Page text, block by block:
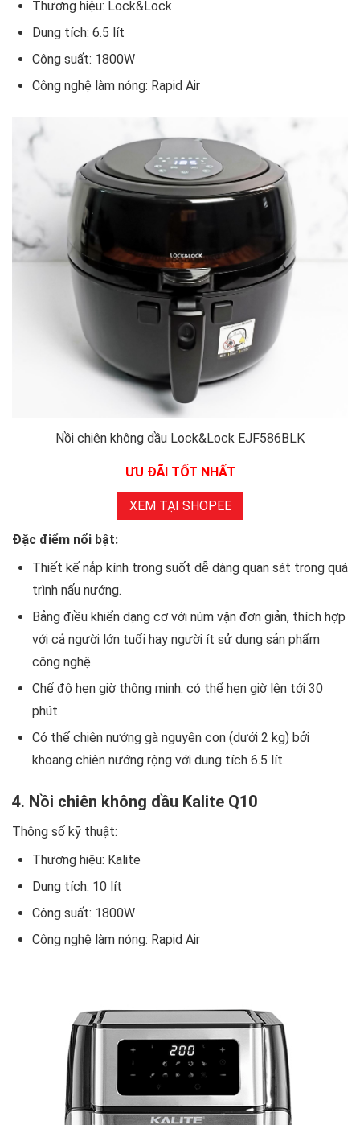
Thương hiệu: Lock&Lock
Dung tích: 6.5 lít
Công suất: 1800W
Công nghệ làm nóng: Rapid Air
Nồi chiên không dầu Lock&Lock EJF586BLK
ƯU ĐÃI TỐT NHẤT
XEM TẠI SHOPEE
Đặc điểm nổi bật:
Thiết kế nắp kính trong suốt dễ dàng quan sát trong quá
trình nấu nướng.
Bảng điều khiển dạng cơ với núm vặn đơn giản, thích hợp
với cả người lớn tuổi hay người ít sử dụng sản phẩm
công nghệ.
Chế độ hẹn giờ thông minh: có thể hẹn giờ lên tới 30
phút.
Có thể chiên nướng gà nguyên con (dưới 2 kg) bởi
khoang chiên nướng rộng với dung tích 6.5 lít.
4. Nồi chiên không dầu Kalite Q10
Thông số kỹ thuật:
Thương hiệu: Kalite
Dung tích: 10 lít
Công suất: 1800W
Công nghệ làm nóng: Rapid Air